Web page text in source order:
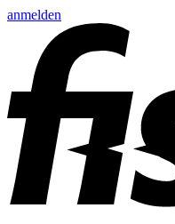
anmelden